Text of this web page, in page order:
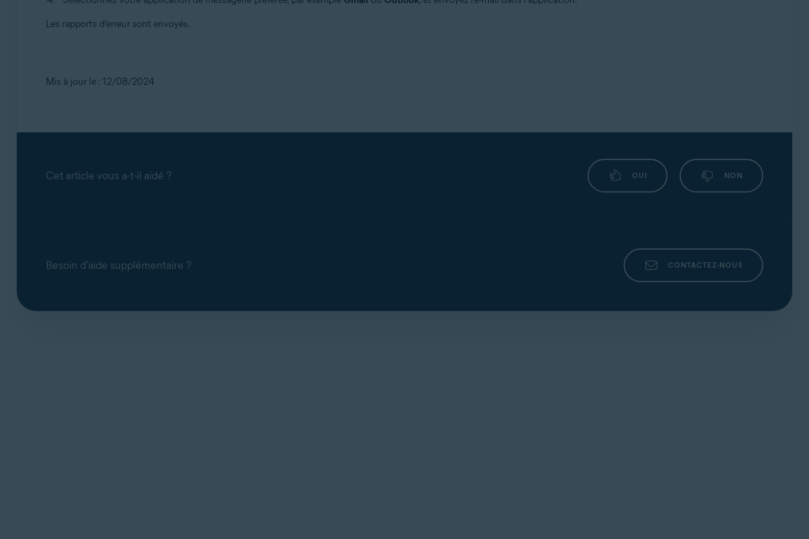
Les rapports d’erreur sont envoyés.
Mis à jour le : 12/08/2024
Cet article vous a-t-il aidé ? OUI NON
Besoin d’aide supplémentaire ? CONTACTEZ-NOUS